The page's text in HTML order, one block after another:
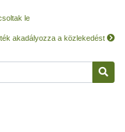
le
akadályozza a közlekedést